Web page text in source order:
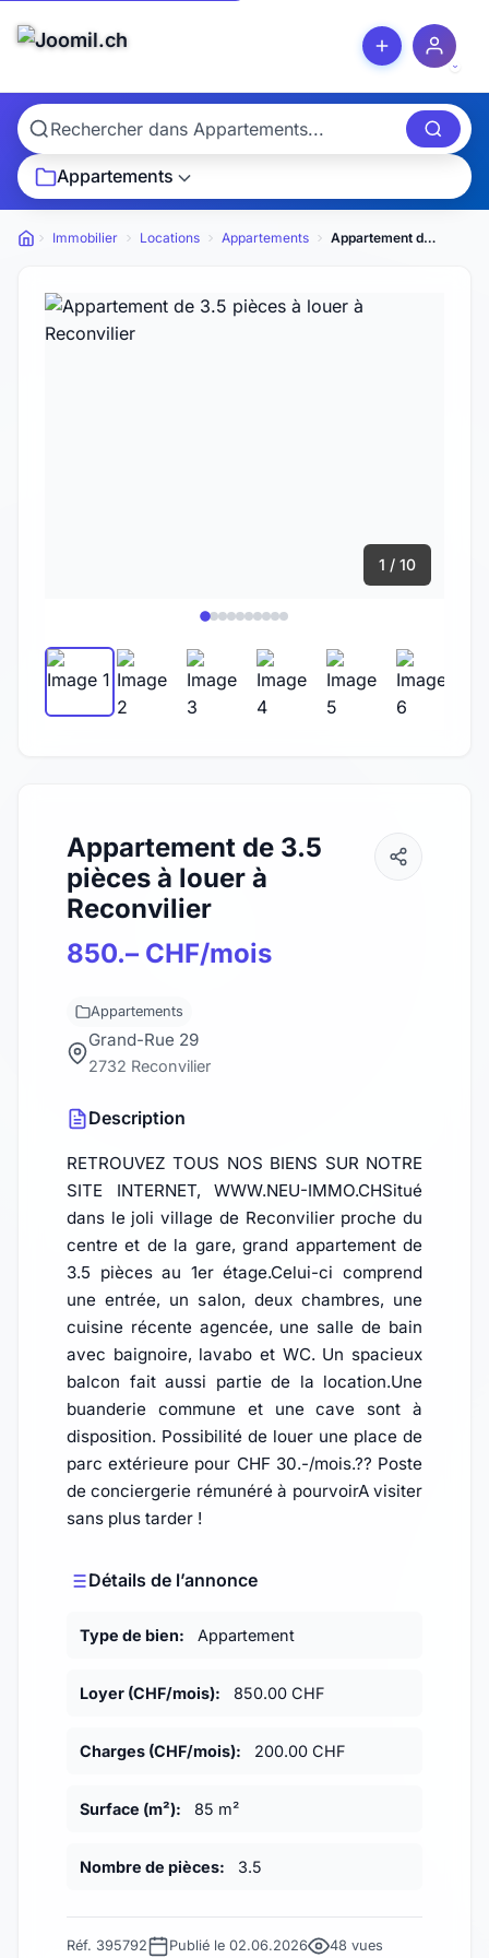
Appartements
Petites annonces
Immobilier Locations Appartements Appartement de 3.5 pièces à louer à Reconvilier
1 / 10
Appartement de 3.5
pièces à louer à
Reconvilier
850.– CHF/mois
Appartements
Grand-Rue 29
2732 Reconvilier
Description
RETROUVEZ TOUS NOS BIENS SUR NOTRE
SITE INTERNET, WWW.NEU-IMMO.CHSitué
dans le joli village de Reconvilier proche du
centre et de la gare, grand appartement de
3.5 pièces au 1er étage.Celui-ci comprend
une entrée, un salon, deux chambres, une
cuisine récente agencée, une salle de bain
avec baignoire, lavabo et WC. Un spacieux
balcon fait aussi partie de la location.Une
buanderie commune et une cave sont à
disposition. Possibilité de louer une place de
parc extérieure pour CHF 30.-/mois.?? Poste
de conciergerie rémunéré à pourvoirA visiter
sans plus tarder !
Détails de l’annonce
Type de bien: Appartement
Loyer (CHF/mois): 850.00 CHF
Charges (CHF/mois): 200.00 CHF
Surface (m²): 85 m²
Nombre de pièces: 3.5
Réf. 395792 Publié le 02.06.2026 48 vues